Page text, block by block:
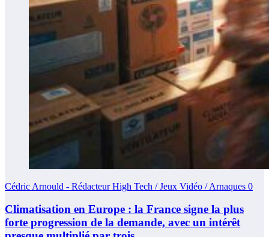
Cédric Arnould - Rédacteur High Tech / Jeux Vidéo / Arnaques 0
Climatisation en Europe : la France signe la plus
forte progression de la demande, avec un intérêt